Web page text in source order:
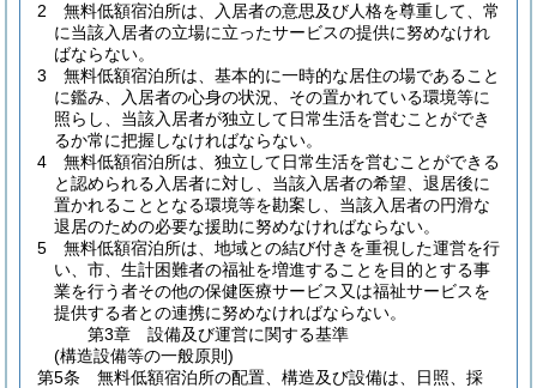
2
無料低額宿泊所は、入居者の意思及び人格を尊重して、常
に当該入居者の立場に立ったサービスの提供に努めなけれ
ばならない。
3
無料低額宿泊所は、基本的に一時的な居住の場であること
に鑑み、入居者の心身の状況、その置かれている環境等に
照らし、当該入居者が独立して日常生活を営むことができ
るか常に把握しなければならない。
4
無料低額宿泊所は、独立して日常生活を営むことができる
と認められる入居者に対し、当該入居者の希望、退居後に
置かれることとなる環境等を勘案し、当該入居者の円滑な
退居のための必要な援助に努めなければならない。
5
無料低額宿泊所は、地域との結び付きを重視した運営を行
い、市、生計困難者の福祉を増進することを目的とする事
業を行う者その他の保健医療サービス又は福祉サービスを
提供する者との連携に努めなければならない。
第3章
設備及び運営に関する基準
(構造設備等の一般原則)
第5条
無料低額宿泊所の配置、構造及び設備は、日照、採